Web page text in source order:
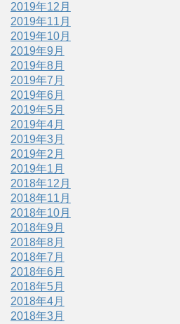
2019年12月
2019年11月
2019年10月
2019年9月
2019年8月
2019年7月
2019年6月
2019年5月
2019年4月
2019年3月
2019年2月
2019年1月
2018年12月
2018年11月
2018年10月
2018年9月
2018年8月
2018年7月
2018年6月
2018年5月
2018年4月
2018年3月